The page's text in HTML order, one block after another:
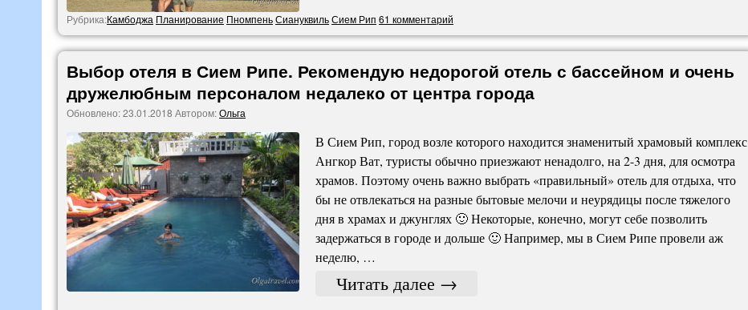
Рубрика:Камбоджа Планирование ПномпеньСиануквильСием Рип 61 комментарий
Выбор отеля в Сием Рипе. Рекомендую недорогой отель с бассейном и очень
дружелюбным персоналом недалеко от центра города
Обновлено:23.01.2018 Автором:Ольга
В Сием Рип, город возле которого находится знаменитый храмовый комплекс
Ангкор Ват, туристы обычно приезжают ненадолго, на 2-3 дня, для осмотра
храмов. Поэтому очень важно выбрать «правильный» отель для отдыха, что
бы не отвлекаться на разные бытовые мелочи и неурядицы после тяжелого
дня в храмах и джунглях 🙂 Некоторые, конечно, могут себе позволить
задержаться в городе и дольше 🙂 Например, мы в Сием Рипе провели аж
неделю, …
Читать далее →